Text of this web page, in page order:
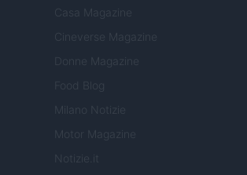
Casa Magazine
Cineverse Magazine
Donne Magazine
Food Blog
Milano Notizie
Motor Magazine
Notizie.it